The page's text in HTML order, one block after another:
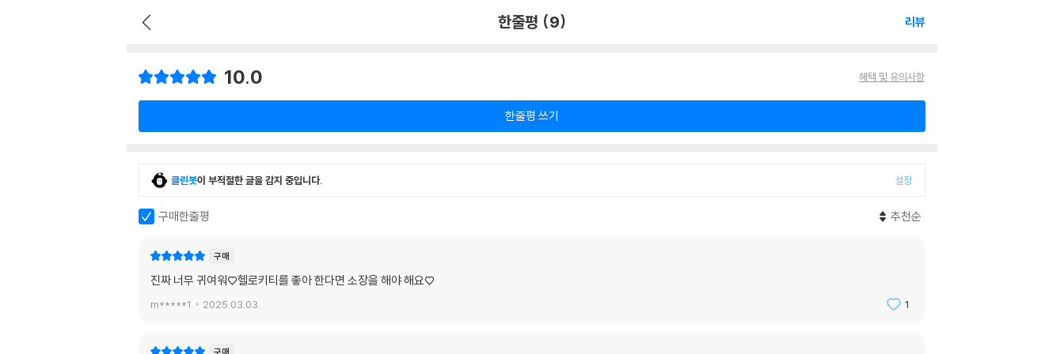
한줄평 (9) 리뷰
10.0 혜택 및 유의사항
한줄평 쓰기
클린봇이 부적절한 글을 감지 중입니다. 설정
구매한줄평 추천순
구매
진짜 너무 귀여워♡헬로키티를 좋아 한다면 소장을 해야 해요♡
m*****1 2025.03.03. 1
구매